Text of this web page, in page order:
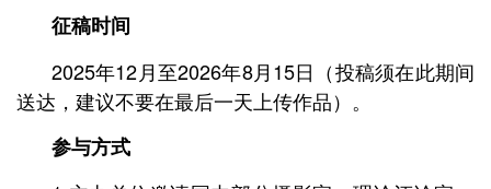
征稿时间
2025年12月至2026年8月15日（投稿须在此期间
送达，建议不要在最后一天上传作品）。
参与方式